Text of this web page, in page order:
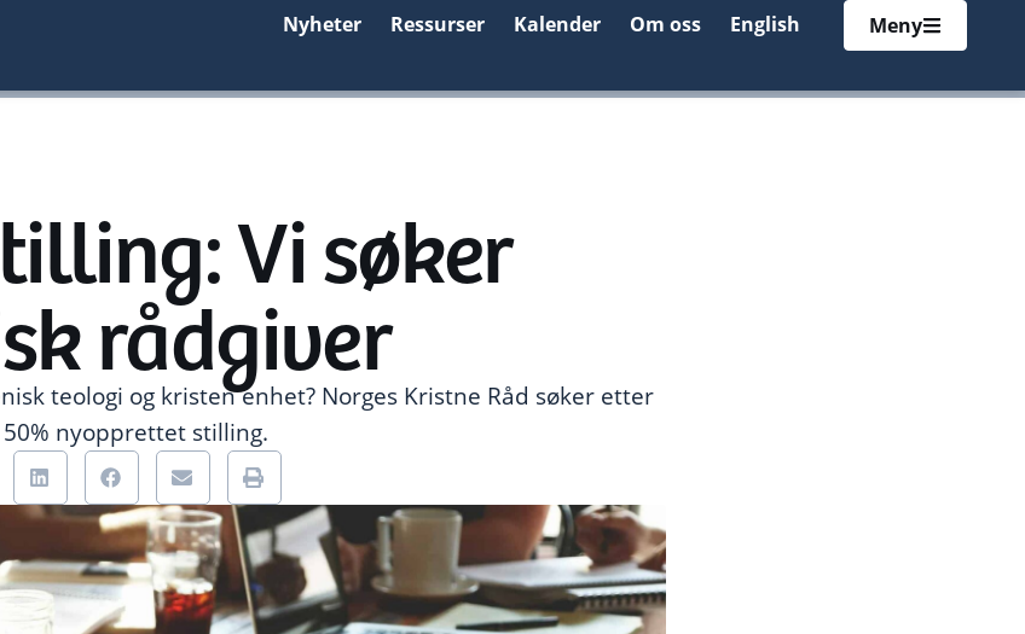
Nyheter Ressurser Kalender Om oss English Meny
Vi søker
rådgiver
teologi og kristen enhet? Norges Kristne Råd søker etter
nyopprettet stilling.